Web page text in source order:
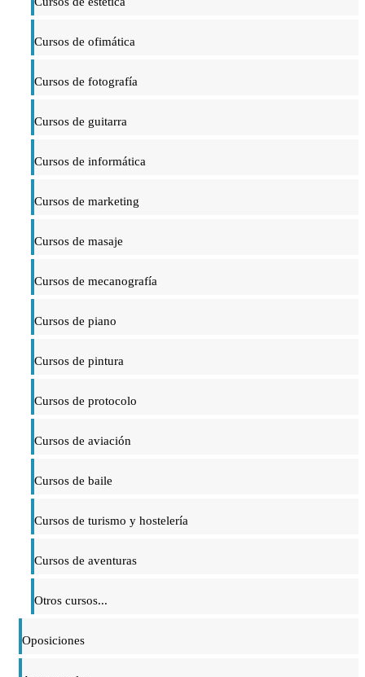
Cursos de ofimática
Cursos de fotografía
Cursos de guitarra
Cursos de informática
Cursos de marketing
Cursos de masaje
Cursos de mecanografía
Cursos de piano
Cursos de pintura
Cursos de protocolo
Cursos de aviación
Cursos de baile
Cursos de turismo y hostelería
Cursos de aventuras
Otros cursos...
Oposiciones